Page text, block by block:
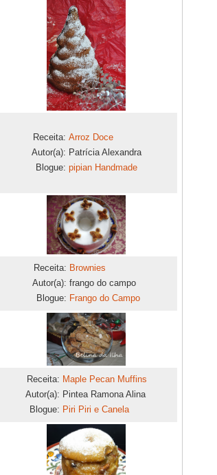
Receita: Arroz Doce
Autor(a): Patrícia Alexandra
Blogue: pipian Handmade
Receita: Brownies
Autor(a): frango do campo
Blogue: Frango do Campo
Receita: Maple Pecan Muffins
Autor(a): Pintea Ramona Alina
Blogue: Piri Piri e Canela